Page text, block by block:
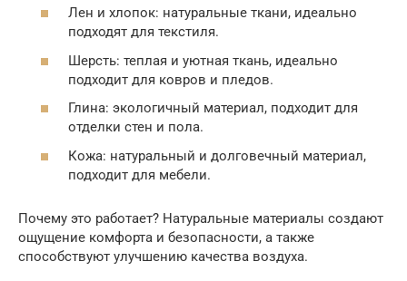
Лен и хлопок: натуральные ткани, идеально
подходят для текстиля.
Шерсть: теплая и уютная ткань, идеально
подходит для ковров и пледов.
Глина: экологичный материал, подходит для
отделки стен и пола.
Кожа: натуральный и долговечный материал,
подходит для мебели.
Почему это работает? Натуральные материалы создают
ощущение комфорта и безопасности, а также
способствуют улучшению качества воздуха.